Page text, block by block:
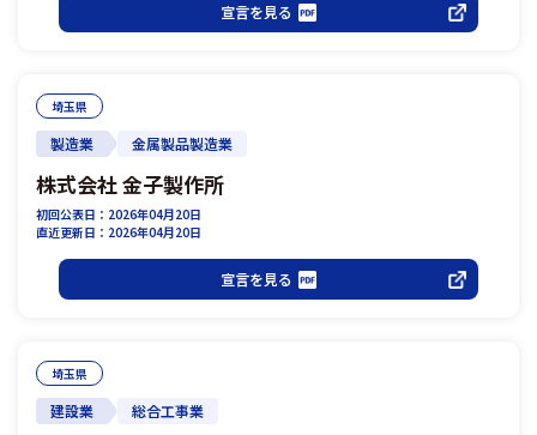
宣言を見る
埼玉県
製造業 金属製品製造業
株式会社 金子製作所
初回公表日：2026年04月20日
直近更新日：2026年04月20日
宣言を見る
埼玉県
建設業 総合工事業